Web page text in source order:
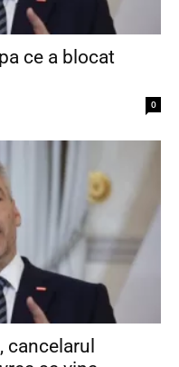
ce a blocat
0
cancelarul